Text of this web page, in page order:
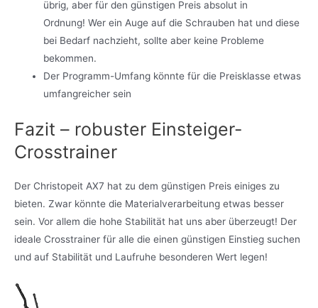
übrig, aber für den günstigen Preis absolut in
Ordnung! Wer ein Auge auf die Schrauben hat und diese
bei Bedarf nachzieht, sollte aber keine Probleme
bekommen.
Der Programm-Umfang könnte für die Preisklasse etwas
umfangreicher sein
Fazit – robuster Einsteiger-
Crosstrainer
Der Christopeit AX7 hat zu dem günstigen Preis einiges zu
bieten. Zwar könnte die Materialverarbeitung etwas besser
sein. Vor allem die hohe Stabilität hat uns aber überzeugt! Der
ideale Crosstrainer für alle die einen günstigen Einstieg suchen
und auf Stabilität und Laufruhe besonderen Wert legen!